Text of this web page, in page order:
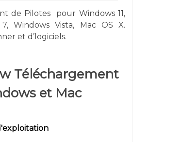
de Pilotes pour Windows11,
7,Windows Vista,
Mac OS X.
et d’logiciels.
Téléchargement
et Mac